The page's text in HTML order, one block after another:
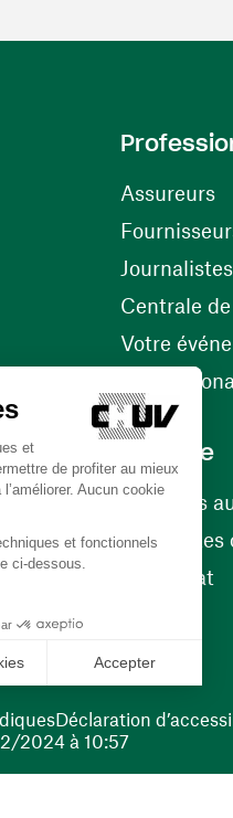
nouvelle fenêtre)
Assureurs
Journalistes
Centrale
Votre
Carrière
Carrières
Nos postes
Bénévolat
2024 à 10:57
Déclaration